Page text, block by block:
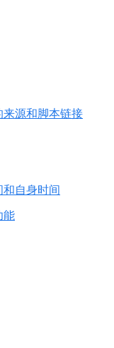
来源和脚本链接
和自身时间
能